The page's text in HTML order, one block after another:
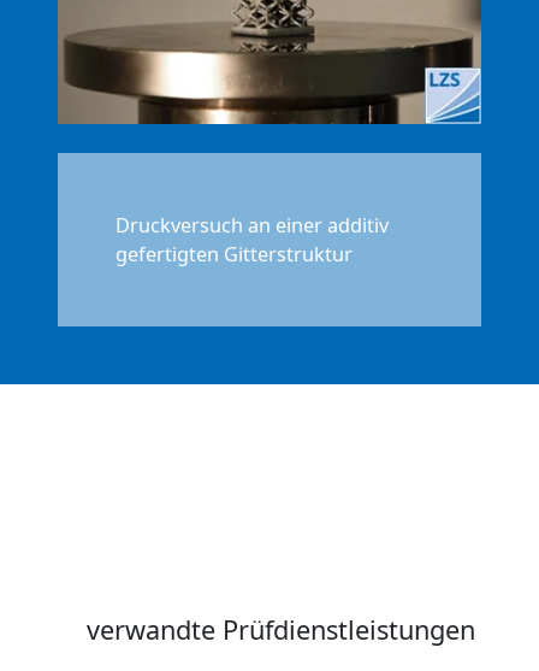
Druckversuch an einer additiv
gefertigten Gitterstruktur
verwandte Prüfdienstleistungen